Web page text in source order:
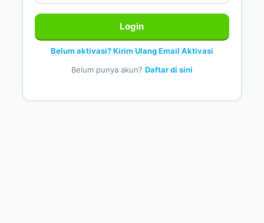
Login
Belum aktivasi? Kirim Ulang Email Aktivasi
Belum punya akun? Daftar di sini